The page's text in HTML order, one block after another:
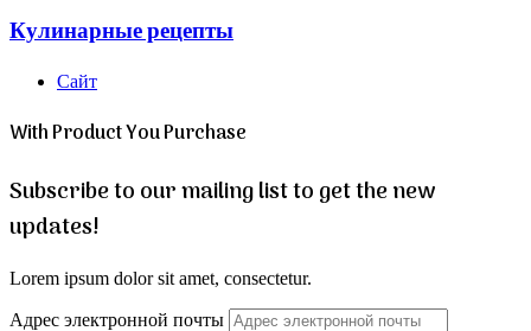
Кулинарные рецепты
Сайт
With Product You Purchase
Subscribe to our mailing list to get the new
updates!
Lorem ipsum dolor sit amet, consectetur.
Адрес электронной почты